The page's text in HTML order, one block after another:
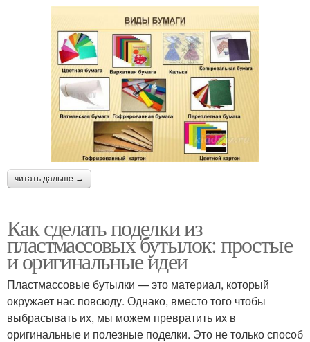
читать дальше →
Как сделать поделки из
пластмассовых бутылок: простые
и оригинальные идеи
Пластмассовые бутылки — это материал, который
окружает нас повсюду. Однако, вместо того чтобы
выбрасывать их, мы можем превратить их в
оригинальные и полезные поделки. Это не только способ